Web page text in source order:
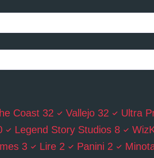
Coast 32 Vallejo 32 Ultra
Legend Story Studios 8
3 Lire 2 Panini 2